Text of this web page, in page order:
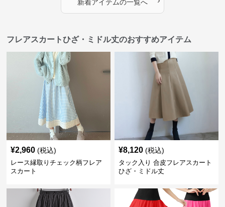
新着アイテムの一覧へ
フレアスカートひざ・ミドル丈のおすすめアイテム
¥2,960 (税込)
レース縁取りチェック柄フレア
スカート
¥8,120 (税込)
タック入り 合皮フレアスカート
ひざ・ミドル丈